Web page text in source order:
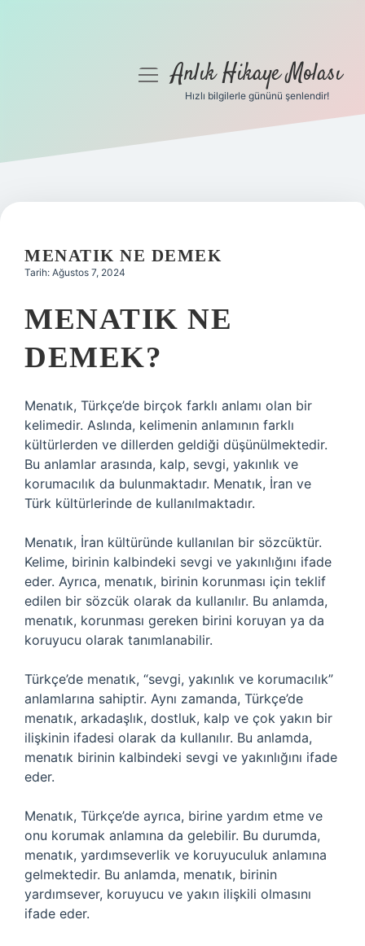
Gizlilik Politikası
Yasal Uyarı
menüyüAnlık Hikaye Molası
Hızlı bilgilerle gününü şenlendir!
MENATIK NE DEMEK
Tarih: Ağustos 7, 2024
MENATIK NE
DEMEK?
Menatık, Türkçe’de birçok farklı anlamı olan bir
kelimedir. Aslında, kelimenin anlamının farklı
kültürlerden ve dillerden geldiği düşünülmektedir.
Bu anlamlar arasında, kalp, sevgi, yakınlık ve
korumacılık da bulunmaktadır. Menatık, İran ve
Türk kültürlerinde de kullanılmaktadır.
Menatık, İran kültüründe kullanılan bir sözcüktür.
Kelime, birinin kalbindeki sevgi ve yakınlığını ifade
eder. Ayrıca, menatık, birinin korunması için teklif
edilen bir sözcük olarak da kullanılır. Bu anlamda,
menatık, korunması gereken birini koruyan ya da
koruyucu olarak tanımlanabilir.
Türkçe’de menatık, “sevgi, yakınlık ve korumacılık”
anlamlarına sahiptir. Aynı zamanda, Türkçe’de
menatık, arkadaşlık, dostluk, kalp ve çok yakın bir
ilişkinin ifadesi olarak da kullanılır. Bu anlamda,
menatık birinin kalbindeki sevgi ve yakınlığını ifade
eder.
Menatık, Türkçe’de ayrıca, birine yardım etme ve
onu korumak anlamına da gelebilir. Bu durumda,
menatık, yardımseverlik ve koruyuculuk anlamına
gelmektedir. Bu anlamda, menatık, birinin
yardımsever, koruyucu ve yakın ilişkili olmasını
ifade eder.